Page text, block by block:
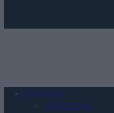
Urządzenia
SMARTFONY